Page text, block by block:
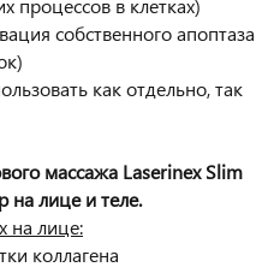
процессов в клетках)
собственного апоптаза
как отдельно, так
массажа Laserinex Slim
на лице и теле.
на лице:
коллагена